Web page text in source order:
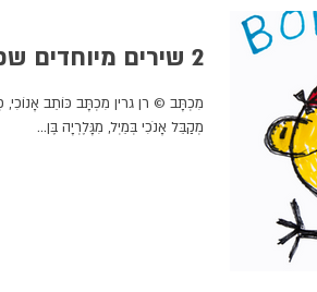
2 שירים מיוחדים שכתבתי הבוקר.
מִכְתָּב © רן גרין מִכְתָּב כּוֹתֵב אָנוֹכִי,
מְקַבֵּל אָנֹכִי בְּמֵיְל, מִגָּלֶרְיָה בֶּן...